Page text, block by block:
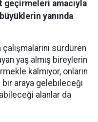
amacıyla
yanında
sürdüren
yaş almış bireylerin
kalmıyor, onların
araya gelebileceği
alanlar da